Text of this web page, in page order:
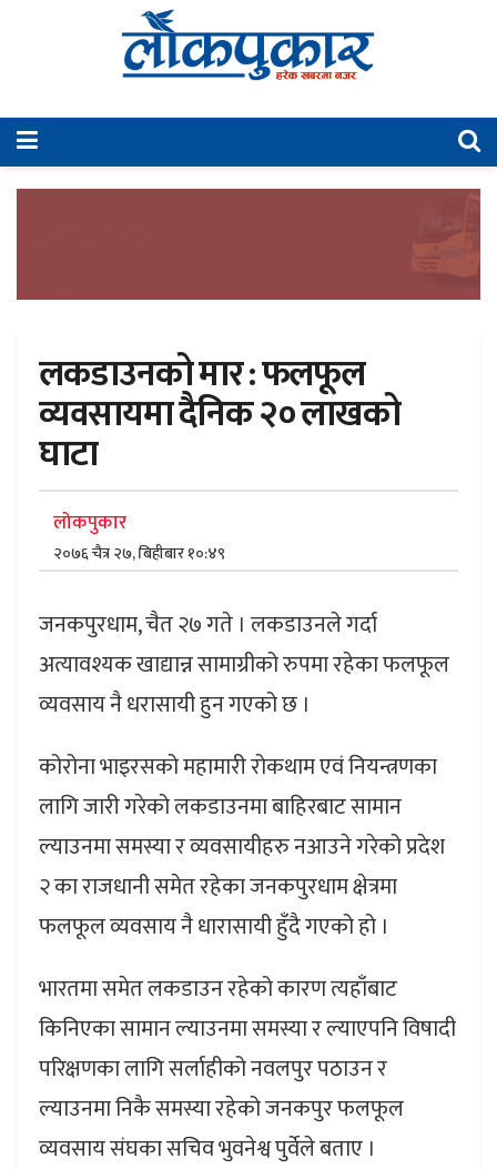
लकडाउनको मार : फलफूल
व्यवसायमा दैनिक २० लाखको
घाटा
लोकपुकार
२०७६ चैत्र २७, बिहीबार १०:४९
जनकपुरधाम, चैत २७ गते । लकडाउनले गर्दा
अत्यावश्यक खाद्यान्न सामाग्रीको रुपमा रहेका फलफूल
व्यवसाय नै धरासायी हुन गएको छ ।
कोरोना भाइरसको महामारी रोकथाम एवं नियन्त्रणका
लागि जारी गरेको लकडाउनमा बाहिरबाट सामान
ल्याउनमा समस्या र व्यवसायीहरु नआउने गरेको प्रदेश
२ का राजधानी समेत रहेका जनकपुरधाम क्षेत्रमा
फलफूल व्यवसाय नै धारासायी हुँदै गएको हो ।
भारतमा समेत लकडाउन रहेको कारण त्यहाँबाट
किनिएका सामान ल्याउनमा समस्या र ल्याएपनि विषादी
परिक्षणका लागि सर्लाहीको नवलपुर पठाउन र
ल्याउनमा निकै समस्या रहेको जनकपुर फलफूल
व्यवसाय संघका सचिव भुवनेश्व पुर्वेले बताए ।